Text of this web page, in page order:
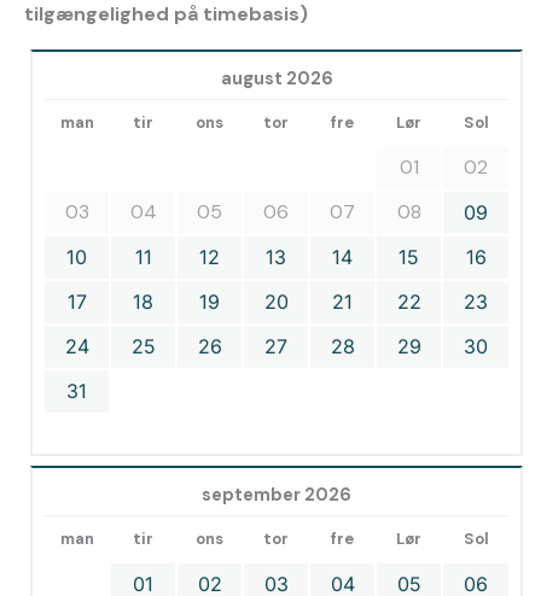
tilgængelighed på timebasis)
august 2026
man tir ons tor fre Lør Sol
01
02
03
04 05 06 07 08
09
10
11 12 13 14 15
16
17
18 19 20 21 22
23
24
25 26 27 28 29
30
31
september 2026
man tir ons tor fre Lør Sol
01 02 03 04 05
06